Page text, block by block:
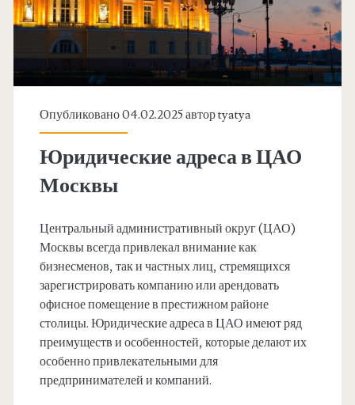
Опубликовано 04.02.2025 авторtyatya
Юридические адреса в ЦАО
Москвы
Центральный административный округ (ЦАО)
Москвы всегда привлекал внимание как
бизнесменов, так и частных лиц, стремящихся
зарегистрировать компанию или арендовать
офисное помещение в престижном районе
столицы. Юридические адреса в ЦАО имеют ряд
преимуществ и особенностей, которые делают их
особенно привлекательными для
предпринимателей и компаний.